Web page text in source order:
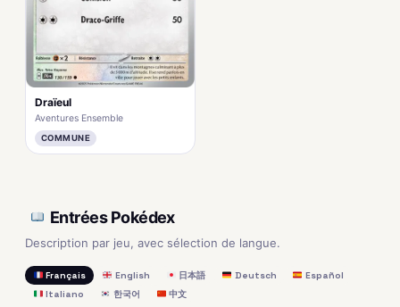
Draïeul
Aventures Ensemble
COMMUNE
Entrées Pokédex
Description par jeu, avec sélection de langue.
Français English 日本語 Deutsch
Español
Italiano
한국어 中文